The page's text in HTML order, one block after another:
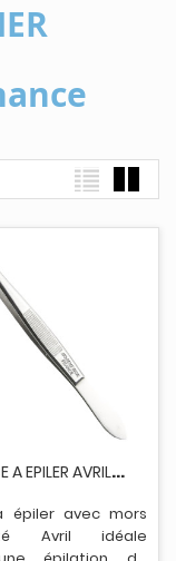
P
INCE A EPILER AVRIL MORS BISEAUTE
épiler avec mors
Avril idéale